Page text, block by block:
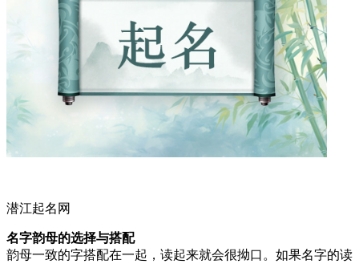
潜江起名网
名字韵母的选择与搭配
韵母一致的字搭配在一起，读起来就会很拗口。如果名字的读